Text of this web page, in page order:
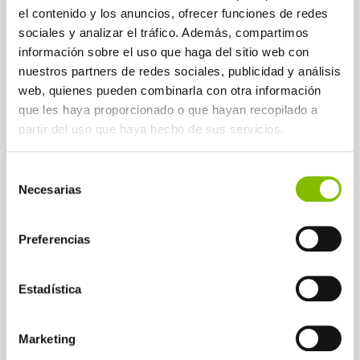
el contenido y los anuncios, ofrecer funciones de redes
sociales y analizar el tráfico. Además, compartimos
información sobre el uso que haga del sitio web con
nuestros partners de redes sociales, publicidad y análisis
web, quienes pueden combinarla con otra información
que les haya proporcionado o que hayan recopilado a
partir del uso que haya hecho de sus servicios.
Necesarias
Preferencias
Estadística
Marketing
monte para la prevención de incendios o la
correcta gestión de las basuras.
Abaltzisketa se encamina hacia un modelo
desmart villageal igual que localidades
como Villanueva de la Serena en Badajoz o
Valdepeñas en Ciudad Real.
Tras la reunión, la cominitiva se encaminó
hacia Orexa penúltima parada de su viaje
colaboración público-privada para Europa
exhaustivo estudio de viabilidad de la mano